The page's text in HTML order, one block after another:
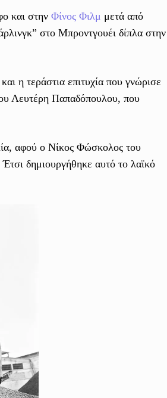
και στην Φίνος Φιλμ μετά από
στο Μπροντγουέι δίπλα στην
η τεράστια επιτυχία που γνώρισε
Λευτέρη Παπαδόπουλου, που
αφού ο Νίκος Φώσκολος του
δημιουργήθηκε αυτό το λαϊκό